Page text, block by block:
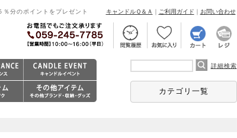
分のポイントをプレゼント キャンドルＱ＆Ａ ｜ ご利用ガイド ｜ お問い合わせ
詳細検索
カテゴリ一覧